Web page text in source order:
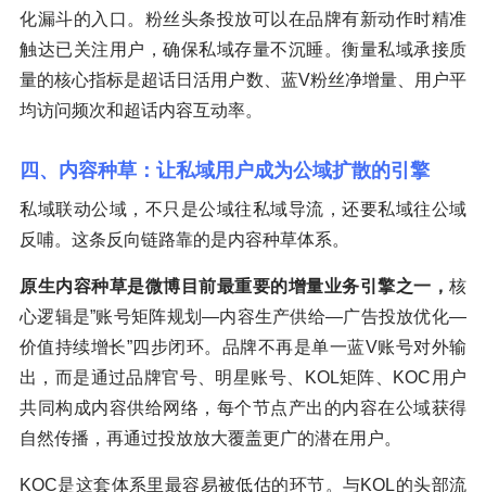
化漏斗的入口。粉丝头条投放可以在品牌有新动作时精准
触达已关注用户，确保私域存量不沉睡。衡量私域承接质
量的核心指标是超话日活用户数、蓝V粉丝净增量、用户平
均访问频次和超话内容互动率。
四、内容种草：让私域用户成为公域扩散的引擎
私域联动公域，不只是公域往私域导流，还要私域往公域
反哺。这条反向链路靠的是内容种草体系。
原生内容种草是微博目前最重要的增量业务引擎之一， 核
心逻辑是”账号矩阵规划—内容生产供给—广告投放优化—
价值持续增长”四步闭环。品牌不再是单一蓝V账号对外输
出，而是通过品牌官号、明星账号、KOL矩阵、KOC用户
共同构成内容供给网络，每个节点产出的内容在公域获得
自然传播，再通过投放放大覆盖更广的潜在用户。
KOC是这套体系里最容易被低估的环节。与KOL的头部流